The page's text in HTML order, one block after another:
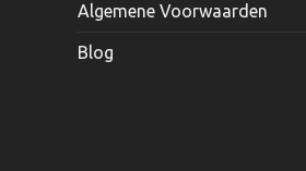
Algemene Voorwaarden
Blog